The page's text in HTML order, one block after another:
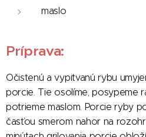
maslo
Príprava:
Očistenú a vypitvanú rybu
porcie. Tie osolíme, posypeme
potrieme maslom. Porcie ryby
časťou smerom nahor na